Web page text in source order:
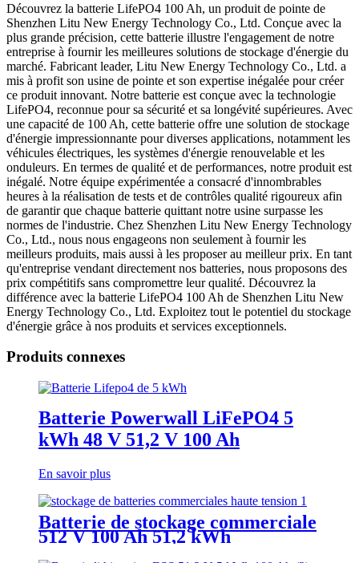
Découvrez la batterie LifePO4 100 Ah, un produit de pointe de
Shenzhen Litu New Energy Technology Co., Ltd. Conçue avec la
plus grande précision, cette batterie illustre l'engagement de notre
entreprise à fournir les meilleures solutions de stockage d'énergie du
marché. Fabricant leader, Litu New Energy Technology Co., Ltd. a
mis à profit son usine de pointe et son expertise inégalée pour créer
ce produit innovant. Notre batterie est conçue avec la technologie
LifePO4, reconnue pour sa sécurité et sa longévité supérieures. Avec
une capacité de 100 Ah, cette batterie offre une solution de stockage
d'énergie impressionnante pour diverses applications, notamment les
véhicules électriques, les systèmes d'énergie renouvelable et les
onduleurs. En termes de qualité et de performances, notre produit est
inégalé. Notre équipe expérimentée a consacré d'innombrables
heures à la réalisation de tests et de contrôles qualité rigoureux afin
de garantir que chaque batterie quittant notre usine surpasse les
normes de l'industrie. Chez Shenzhen Litu New Energy Technology
Co., Ltd., nous nous engageons non seulement à fournir les
meilleurs produits, mais aussi à les proposer au meilleur prix. En tant
qu'entreprise vendant directement nos batteries, nous proposons des
prix compétitifs sans compromettre leur qualité. Découvrez la
différence avec la batterie LifePO4 100 Ah de Shenzhen Litu New
Energy Technology Co., Ltd. Exploitez tout le potentiel du stockage
d'énergie grâce à nos produits et services exceptionnels.
Produits connexes
Batterie Powerwall LiFePO4 5
kWh 48 V 51,2 V 100 Ah
En savoir plus
Batterie de stockage commerciale
512 V 100 Ah 51,2 kWh